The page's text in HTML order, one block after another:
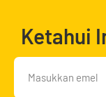
Ketahui